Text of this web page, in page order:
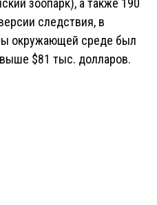
зоопарк), а также 190
следствия, в
окружающей среде был
$81 тыс. долларов.